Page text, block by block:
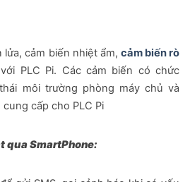
cảm biến nhiệt ẩm, cảm biến rò
PLC Pi. Các cảm biến có chức
môi trường phòng máy chủ và
cấp cho PLC Pi
qua SmartPhone: